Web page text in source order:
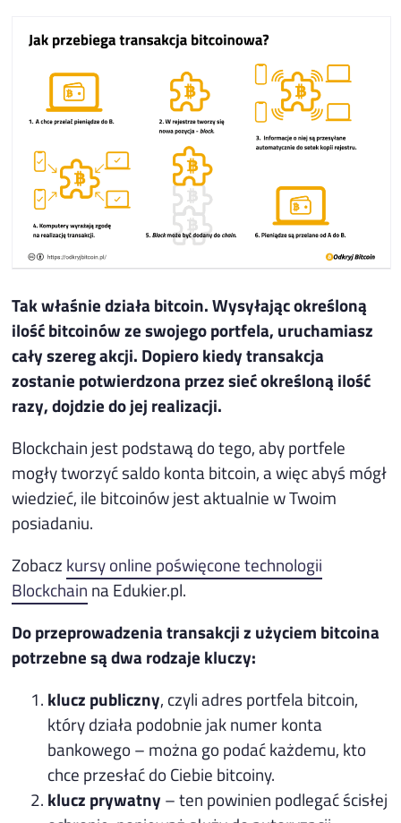
Tak właśnie działa bitcoin. Wysyłając określoną
ilość bitcoinów ze swojego portfela, uruchamiasz
cały szereg akcji. Dopiero kiedy transakcja
zostanie potwierdzona przez sieć określoną ilość
razy, dojdzie do jej realizacji.
Blockchain jest podstawą do tego, aby portfele
mogły tworzyć saldo konta bitcoin, a więc abyś mógł
wiedzieć, ile bitcoinów jest aktualnie w Twoim
posiadaniu.
Zobacz kursy online poświęcone technologii
Blockchain na Edukier.pl.
Do przeprowadzenia transakcji z użyciem bitcoina
potrzebne są dwa rodzaje kluczy:
klucz publiczny, czyli adres portfela bitcoin,
który działa podobnie jak numer konta
bankowego – można go podać każdemu, kto
chce przesłać do Ciebie bitcoiny.
klucz prywatny – ten powinien podlegać ścisłej